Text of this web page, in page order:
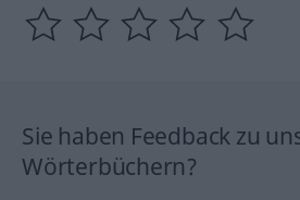
Sie haben Feedback zu
Wörterbüchern?